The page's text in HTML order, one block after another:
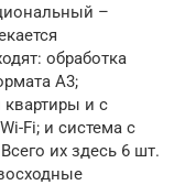
–
обработка
А3;
квартиры и с
Fi; и система с
их здесь 6 шт.